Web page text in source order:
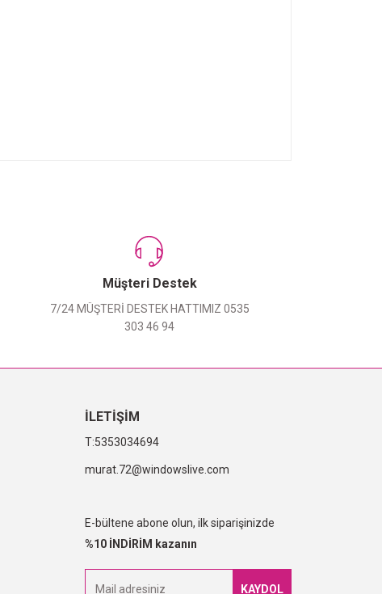
Müşteri Destek
7/24 MÜŞTERİ DESTEK HATTIMIZ 0535
303 46 94
İLETİŞİM
5353034694
murat.72@windowslive.com
E-bültene abone olun, ilk siparişinizde
%10 İNDİRİM kazanın
KAYDOL